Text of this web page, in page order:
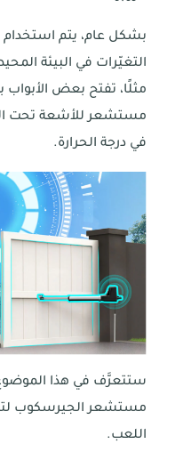
بشكل عام، يتم
التغيّرات في البيئة
مثلًا، تفتح بعض الأبواب
مستشعر للأشعة تحت
في درجة الحرارة.
ستتعرَّف في هذا
مستشعر الجيرسكوب
اللعب.